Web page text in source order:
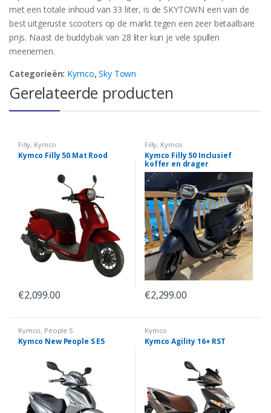
met een totale inhoud van 33 liter, is de SKYTOWN een van de
best uitgeruste scooters op de markt tegen een zeer betaalbare
prijs. Naast de buddybak van 28 liter kun je vele spullen
meenemen.
Categorieën: Kymco,Sky Town
Gerelateerde producten
Filly, Kymco
Kymco Filly 50 Mat Rood
€2,099.00
Filly, Kymco
Kymco Filly 50 Inclusief
koffer en drager
€2,299.00
Kymco, People S
Kymco New People S E5
Kymco
Kymco Agility 16+ RST